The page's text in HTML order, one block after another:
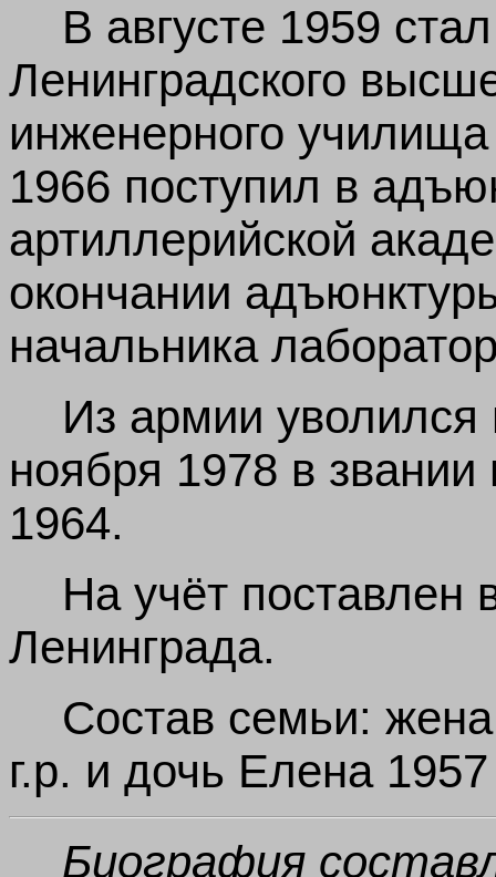
В августе 1959
Ленинградского
инженерного
1966 поступил в
артиллерийской
окончании
начальника
Из армии уволился
ноября 1978 в
1964.
На учёт поставлен
Ленинграда.
Состав семьи:
г.р. и дочь Елена 1957
Биография